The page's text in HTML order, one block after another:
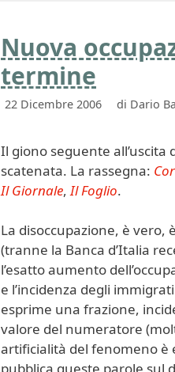
Nuova
termine
22 Dicembre 2006 di Dario
Il giono seguente all’uscita
scatenata. La rassegna:
Il Giornale, Il Foglio.
La disoccupazione, è vero,
(tranne la Banca d’Italia
l’esatto aumento
e l’incidenza degli
esprime una frazione,
valore del numeratore
artificialità del fenomeno è